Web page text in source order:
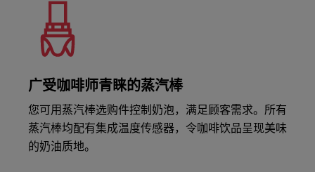
广受咖啡师青睐的蒸汽棒
您可用蒸汽棒选购件控制奶泡，满足顾客需求。所有
蒸汽棒均配有集成温度传感器，令咖啡饮品呈现美味
的奶油质地。